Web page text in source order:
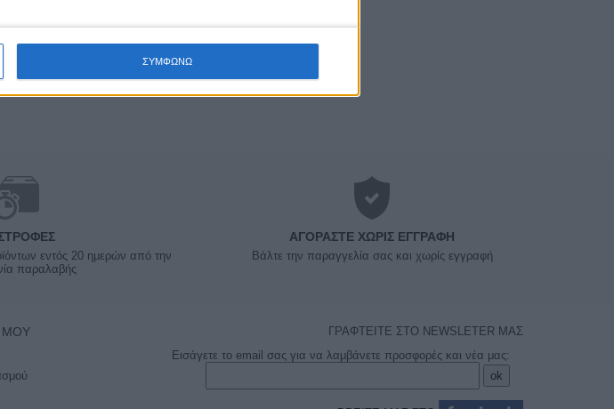
ΣΥΜΦΩΝΩ
εντός 20 ημερών από την
παραλαβής
ΑΓΟΡΆΣΤΕ ΧΩΡΊΣ ΕΓΓΡΑΦΉ
Βάλτε την παραγγελία σας και χωρίς εγγραφή
ΜΟΥ
ΓΡΑΦΤΕΙΤΕ ΣΤΟ NEWSLETER ΜΑΣ
Εισάγετε το email σας για να λαμβάνετε προσφορές και νέα μας: